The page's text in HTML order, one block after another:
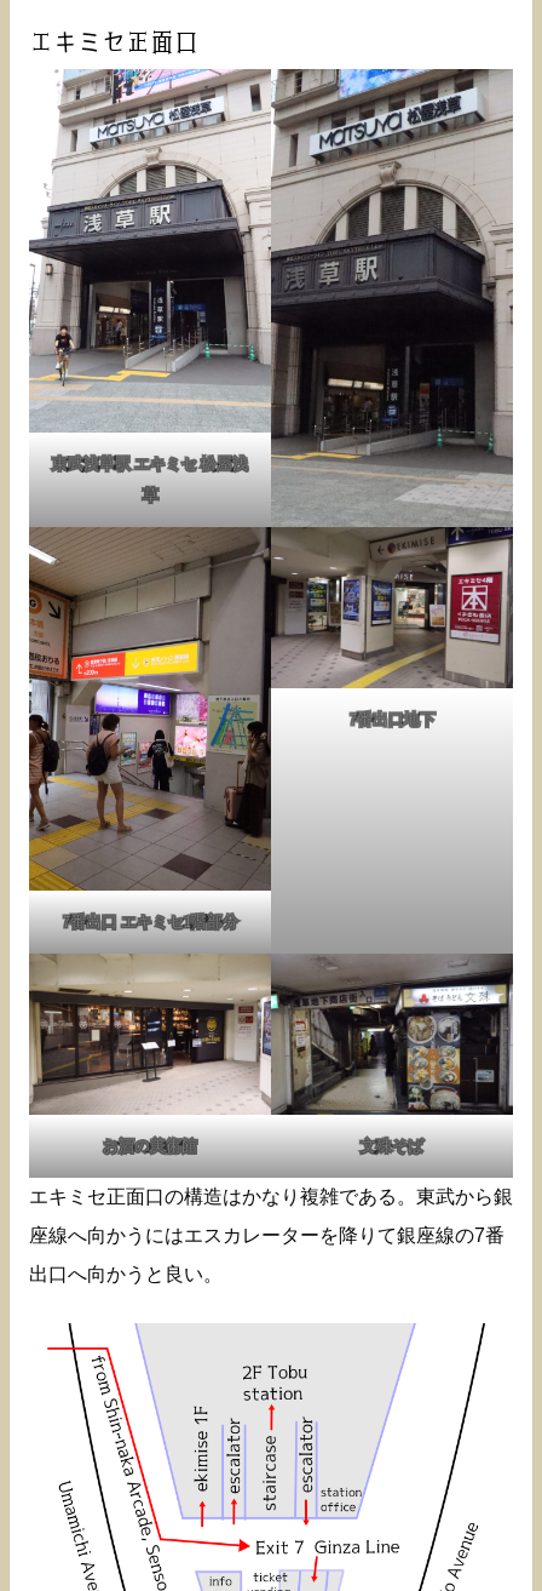
エキミセ正面口
東武浅草駅 エキミセ 松屋浅
草
7番出口 エキミセ1階部分
7番出口地下
お酒の美術館 文殊そば
エキミセ正面口の構造はかなり複雑である。東武から銀
座線へ向かうにはエスカレーターを降りて銀座線の7番
出口へ向かうと良い。